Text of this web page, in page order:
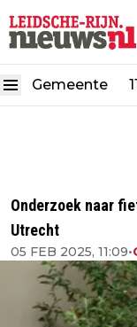
Gemeente
Onderzoek naar
Utrecht
05 FEB 2025, 11:09•